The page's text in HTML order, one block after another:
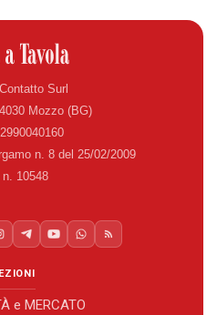
Surl
Mozzo (BG)
n. 8 del 25/02/2009
n. 10548
e MERCATO